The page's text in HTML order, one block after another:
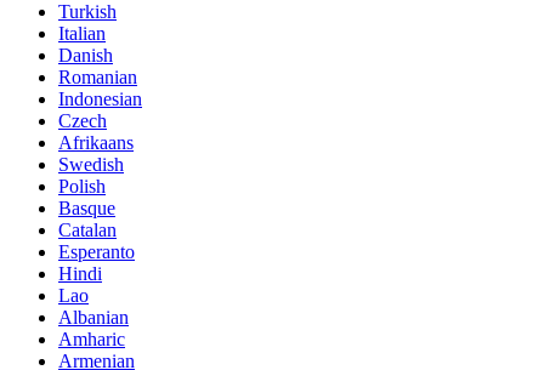
Turkish
Italian
Danish
Romanian
Indonesian
Czech
Afrikaans
Swedish
Polish
Basque
Catalan
Esperanto
Hindi
Lao
Albanian
Amharic
Armenian